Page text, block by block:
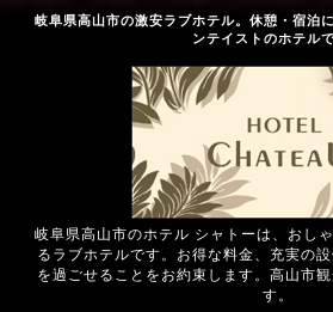
岐阜県高山市の激安ラブホテル。休憩・宿泊
ンテイストのホテルで
岐阜県高山市のホテル シャトーは、おし
るラブホテルです。お得な料金、充実の
を過ごせることをお約束します。高山市
す。